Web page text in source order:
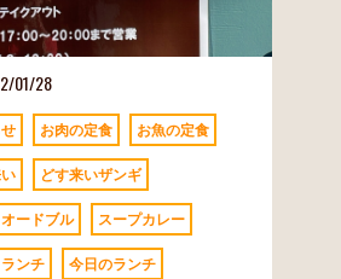
01/28
お肉の定食 お魚の定食
どす来いザンギ
オードブル スープカレー
ランチ 今日のランチ